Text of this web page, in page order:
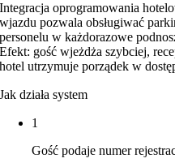
Integracja oprogramowania
wjazdu pozwala obsługiwać
personelu w każdorazowe
Efekt: gość wjeżdża szybciej,
hotel utrzymuje porządek w
Jak działa system
1
Gość podaje numer